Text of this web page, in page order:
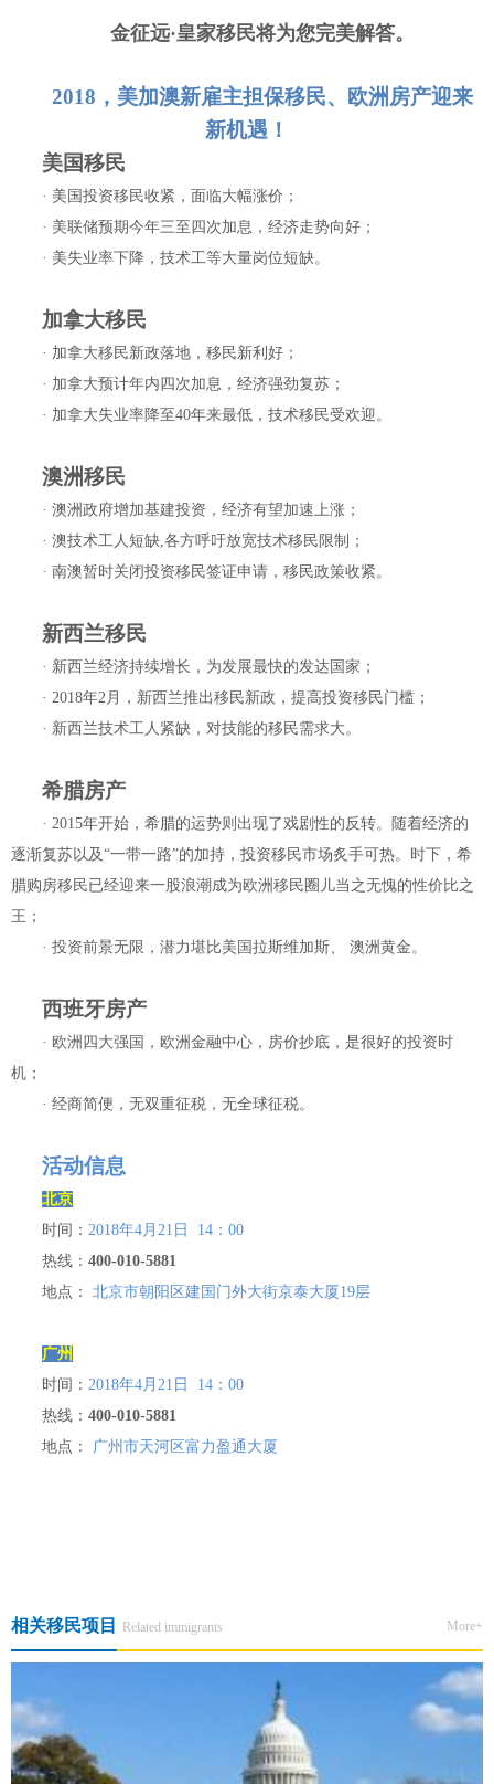
金征远·皇家移民将为您完美解答。
2018 ，美加澳新雇主担保移民、欧洲房产迎来
新机遇！
美国移民
· 美国投资移民收紧，面临大幅涨价；
· 美联储预期今年三至四次加息，经济走势向好；
· 美失业率下降，技术工等大量岗位短缺。
加拿大移民
· 加拿大移民新政落地，移民新利好；
· 加拿大预计年内四次加息，经济强劲复苏；
· 加拿大失业率降至40年来最低，技术移民受欢迎。
澳洲移民
· 澳洲政府增加基建投资，经济有望加速上涨；
· 澳技术工人短缺,各方呼吁放宽技术移民限制；
· 南澳暂时关闭投资移民签证申请，移民政策收紧。
新西兰移民
· 新西兰经济持续增长，为发展最快的发达国家；
· 2018年2月，新西兰推出移民新政，提高投资移民门槛；
· 新西兰技术工人紧缺，对技能的移民需求大。
希腊房产
· 2015年开始，希腊的运势则出现了戏剧性的反转。随着经济的
逐渐复苏以及“一带一路”的加持，投资移民市场炙手可热。时下，希
腊购房移民已经迎来一股浪潮成为欧洲移民圈儿当之无愧的性价比之
王；
· 投资前景无限，潜力堪比美国拉斯维加斯、 澳洲黄金。
西班牙房产
· 欧洲四大强国，欧洲金融中心，房价抄底，是很好的投资时
机；
· 经商简便，无双重征税，无全球征税。
活动信息
北京
时间： 2018年4月21日 14：00
热线： 400-010-5881
地点： 北京市朝阳区建国门外大街京泰大厦19层
广州
时间： 2018年4月21日 14：00
热线： 400-010-5881
地点： 广州市天河区富力盈通大厦
相关移民项目 Related immigrants More+